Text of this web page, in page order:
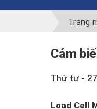
Trang
Cảm
Thứ tư -
Load Cell